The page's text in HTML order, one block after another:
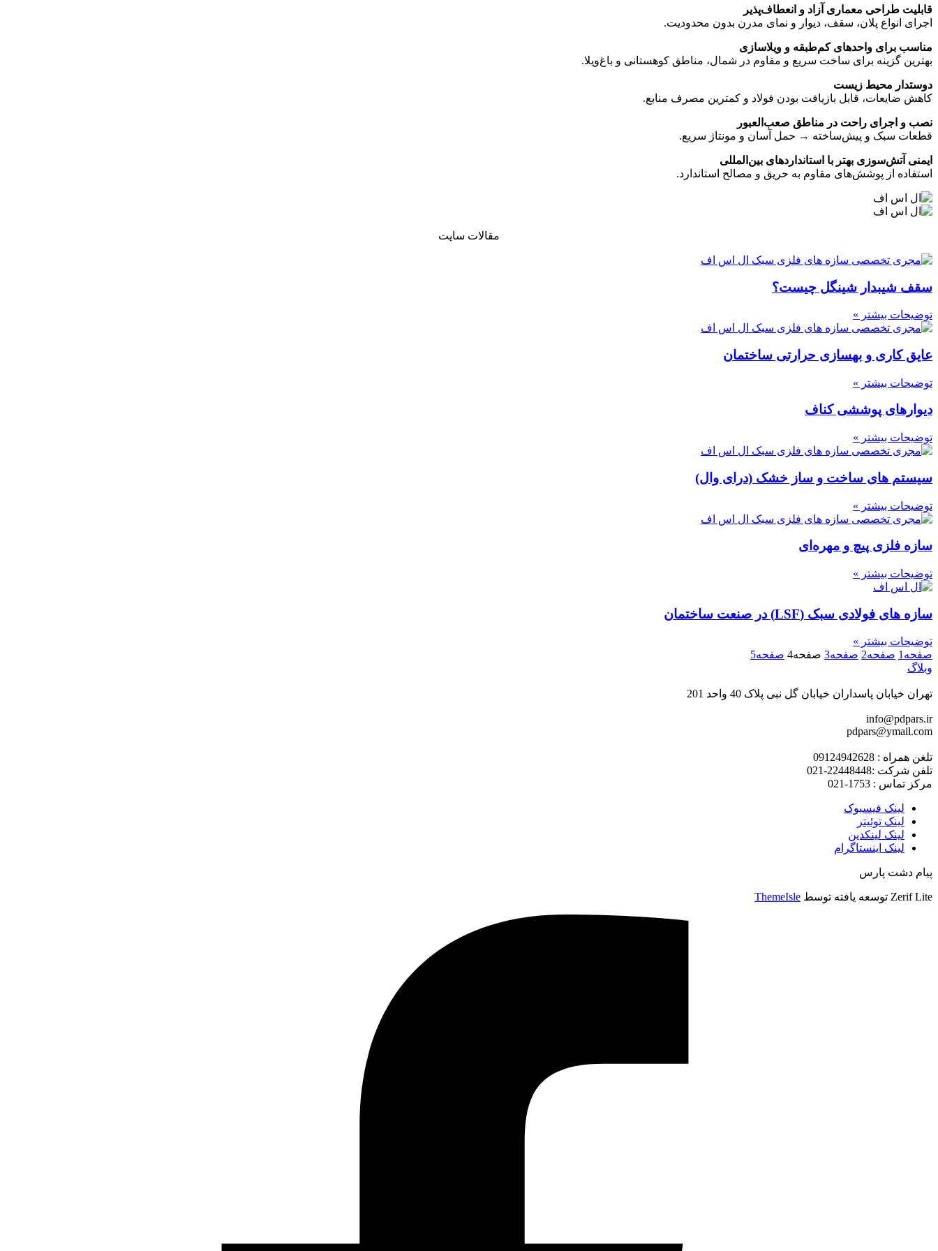
قابلیت طراحی معماری آزاد و انعطاف‌پذیر
اجرای انواع پلان، سقف، دیوار و نمای مدرن بدون محدودیت.
مناسب برای واحدهای کم‌طبقه و ویلاسازی
بهترین گزینه برای ساخت سریع و مقاوم در شمال، مناطق کوهستانی و باغ‌ویلا.
دوستدار محیط زیست
کاهش ضایعات، قابل بازیافت بودن فولاد و کمترین مصرف منابع.
نصب و اجرای راحت در مناطق صعب‌العبور
قطعات سبک و پیش‌ساخته → حمل آسان و مونتاژ سریع.
ایمنی آتش‌سوزی بهتر با استانداردهای بین‌المللی
استفاده از پوشش‌های مقاوم به حریق و مصالح استاندارد.
مقالات سایت
سقف شیبدار شینگل چیست؟
توضیحات بیشتر »
عایق کاری و بهسازی حرارتی ساختمان
توضیحات بیشتر »
دیوارهای پوششی کناف
توضیحات بیشتر »
سیستم های ساخت و ساز خشک (درای وال)
توضیحات بیشتر »
سازه‌ فلزی پیچ و مهره‌ای
توضیحات بیشتر »
سازه های فولادی سبک (LSF) در صنعت ساختمان
توضیحات بیشتر »
صفحه1 صفحه2 صفحه3 صفحه4 صفحه5
وبلاگ
تهران خیابان پاسداران خیابان گل نبی پلاک 40 واحد 201
info@pdpars.ir
pdpars@ymail.com
تلغن همراه : 09124942628
تلفن شرکت :22448448-021
مرکز تماس : 1753-021
لینک فیسبوک
لینک توئیتر
لینک لینکدین
لینک اینستاگرام
پیام دشت پارس
Zerif Lite توسعه یافته توسط ThemeIsle